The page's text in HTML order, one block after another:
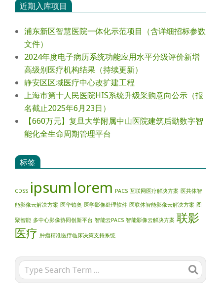
近期入库项目
浦东新区智慧医院一体化示范项目（含详细招标参数
文件）
2024年度电⼦病历系统功能应⽤⽔平分级评价新增
⾼级别医疗机构结果（持续更新）
静安区区域医疗中心改扩建工程
上海市第十人民医院HIS系统升级采购意向公示（报
名截止2025年6月23日）
【660万元】复旦大学附属中山医院建筑后勤数字智
能化全生命周期管理平台
标签
CDSS ipsum lorem PACS 互联网医疗解决方案 医共体智
能影像云解决方案 医华铂奥 医学影像处理软件 医联体智能影像云解决方案 图
聚智能 多中心影像协同创新平台 智能云PACS 智能影像云解决方案 联影
医疗 肿瘤精准医疗临床决策支持系统
Search